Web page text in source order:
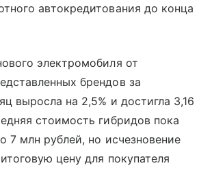
автокредитования до конца
электромобиля от
брендов за
выросла на 2,5% и достигла 3,16
стоимость гибридов пока
7 млн рублей, но исчезновение
цену для покупателя